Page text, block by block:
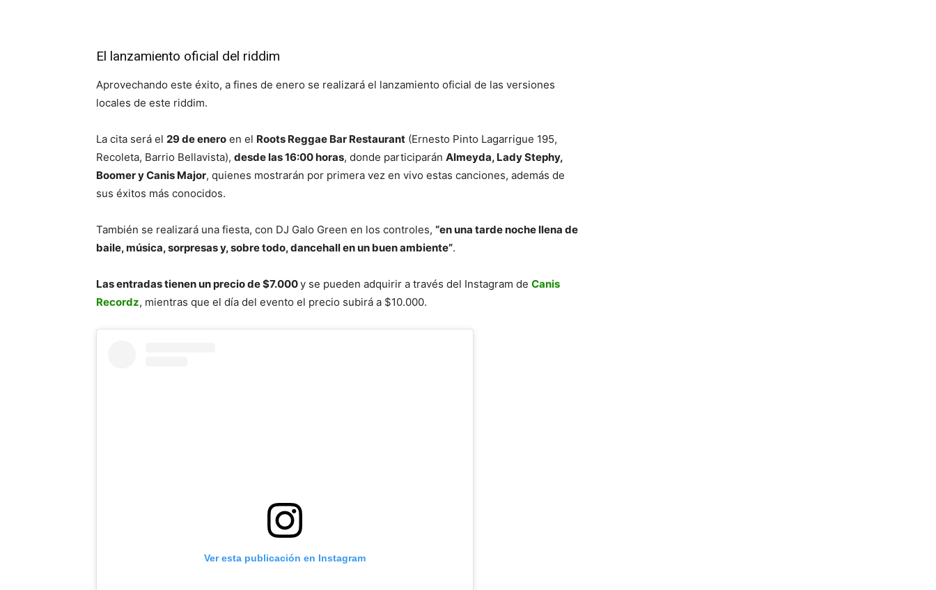
El lanzamiento oficial del riddim
Aprovechando este éxito, a fines de enero se realizará el lanzamiento oficial de las versiones
locales de este riddim.
La cita será el 29 de enero en el Roots Reggae Bar Restaurant (Ernesto Pinto Lagarrigue 195,
Recoleta, Barrio Bellavista), desde las 16:00 horas, donde participarán Almeyda, Lady Stephy,
Boomer y Canis Major, quienes mostrarán por primera vez en vivo estas canciones, además de
sus éxitos más conocidos.
También se realizará una fiesta, con DJ Galo Green en los controles, “en una tarde noche llena de
baile, música, sorpresas y, sobre todo, dancehall en un buen ambiente”.
Las entradas tienen un precio de $7.000y se pueden adquirir a través del Instagram de Canis
Recordz, mientras que el día del evento el precio subirá a $10.000.
Ver esta publicación en Instagram